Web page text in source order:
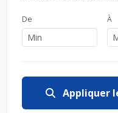
De À
Appliquer